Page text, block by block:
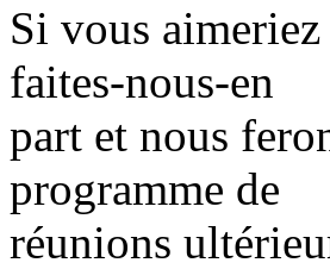
Si vous
faites-nous-en
part et nous
programme de
réunions